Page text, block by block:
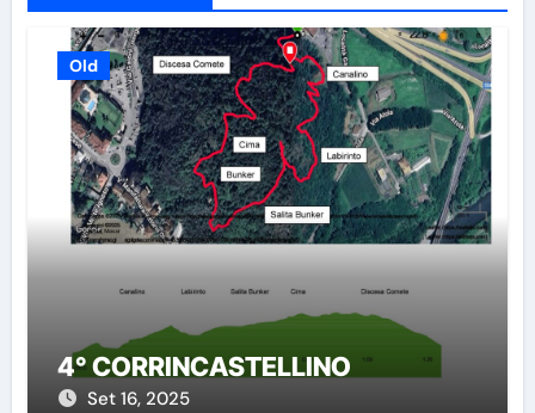
Old
4° CORRINCASTELLINO
Set 16, 2025